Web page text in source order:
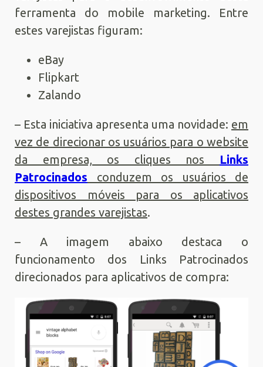
ferramenta do mobile marketing. Entre
estes varejistas figuram:
eBay
Flipkart
Zalando
– Esta iniciativa apresenta uma novidade: em
vez de direcionar os usuários para o website
da empresa, os cliques nos Links
Patrocinados conduzem os usuários de
dispositivos móveis para os aplicativos
destes grandes varejistas.
– A imagem abaixo destaca o
funcionamento dos Links Patrocinados
direcionados para aplicativos de compra: